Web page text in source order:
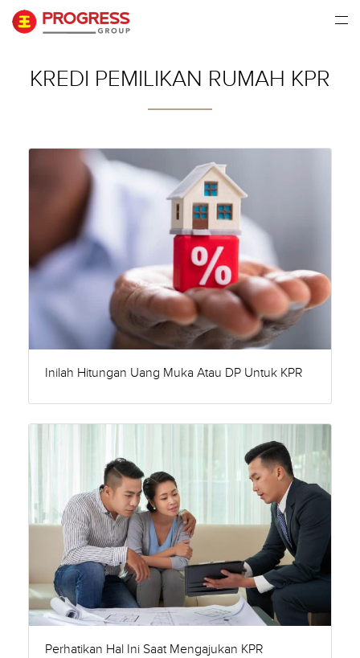
KREDI PEMILIKAN RUMAH KPR
Inilah Hitungan Uang Muka Atau DP Untuk KPR
Perhatikan Hal Ini Saat Mengajukan KPR